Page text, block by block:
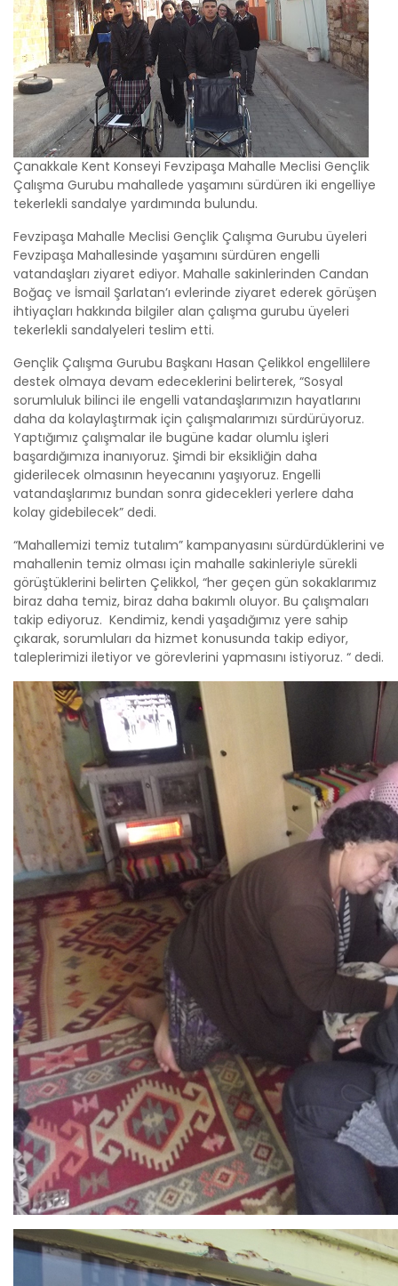
Çanakkale Kent Konseyi Fevzipaşa Mahalle Meclisi Gençlik
Çalışma Gurubu mahallede yaşamını sürdüren iki engelliye
tekerlekli sandalye yardımında bulundu.
Fevzipaşa Mahalle Meclisi Gençlik Çalışma Gurubu üyeleri
Fevzipaşa Mahallesinde yaşamını sürdüren engelli
vatandaşları ziyaret ediyor. Mahalle sakinlerinden Candan
Boğaç ve İsmail Şarlatan’ı evlerinde ziyaret ederek görüşen
ihtiyaçları hakkında bilgiler alan çalışma gurubu üyeleri
tekerlekli sandalyeleri teslim etti.
Gençlik Çalışma Gurubu Başkanı Hasan Çelikkol engellilere
destek olmaya devam edeceklerini belirterek, “Sosyal
sorumluluk bilinci ile engelli vatandaşlarımızın hayatlarını
daha da kolaylaştırmak için çalışmalarımızı sürdürüyoruz.
Yaptığımız çalışmalar ile bugüne kadar olumlu işleri
başardığımıza inanıyoruz. Şimdi bir eksikliğin daha
giderilecek olmasının heyecanını yaşıyoruz. Engelli
vatandaşlarımız bundan sonra gidecekleri yerlere daha
kolay gidebilecek” dedi.
“Mahallemizi temiz tutalım” kampanyasını sürdürdüklerini ve
mahallenin temiz olması için mahalle sakinleriyle sürekli
görüştüklerini belirten Çelikkol, “her geçen gün sokaklarımız
biraz daha temiz, biraz daha bakımlı oluyor. Bu çalışmaları
takip ediyoruz. Kendimiz, kendi yaşadığımız yere sahip
çıkarak, sorumluları da hizmet konusunda takip ediyor,
taleplerimizi iletiyor ve görevlerini yapmasını istiyoruz. “ dedi.